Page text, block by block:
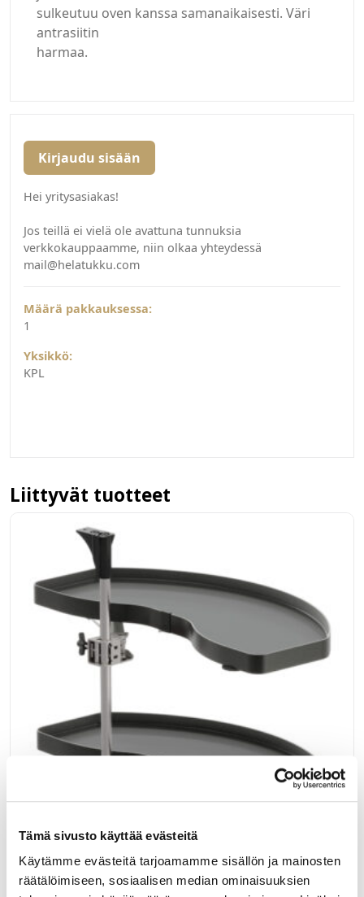
Tämä sivusto käyttää evästeitä
Käytämme evästeitä tarjoamamme sisällön ja mainosten
räätälöimiseen, sosiaalisen median ominaisuuksien
sulkeutuu oven kanssa samanaikaisesti. Väri
antrasiitin
harmaa.
Kirjaudu sisään
Hei yritysasiakas!
Jos teillä ei vielä ole avattuna tunnuksia
verkkokauppaamme, niin olkaa yhteydessä
mail@helatukku.com
Määrä pakkauksessa:
1
Yksikkö:
KPL
Liittyvät tuotteet
90407105
VS COR SWING 500 KULMAK. MEK. 2 HYLLYÄ,